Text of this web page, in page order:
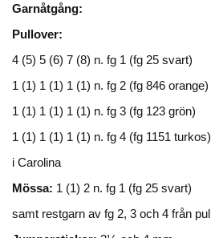
Garnåtgång:
Pullover:
4 (5) 5 (6) 7 (8) n. fg 1 (fg 25 svart)
1 (1) 1 (1) 1 (1) n. fg 2 (fg 846 orange)
1 (1) 1 (1) 1 (1) n. fg 3 (fg 123 grön)
1 (1) 1 (1) 1 (1) n. fg 4 (fg 1151 turkos)
i Carolina
Mössa: 1 (1) 2 n. fg 1 (fg 25 svart)
samt restgarn av fg 2, 3 och 4 från